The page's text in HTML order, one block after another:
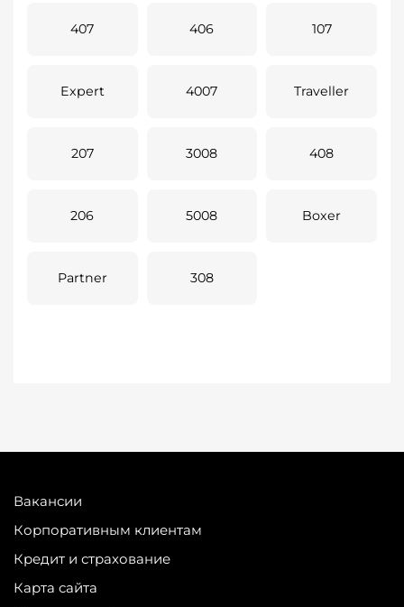
407 406 107
Expert 4007 Traveller
207 3008 408
206 5008 Boxer
Partner 308
Вакансии
Корпоративным клиентам
Кредит и страхование
Карта сайта